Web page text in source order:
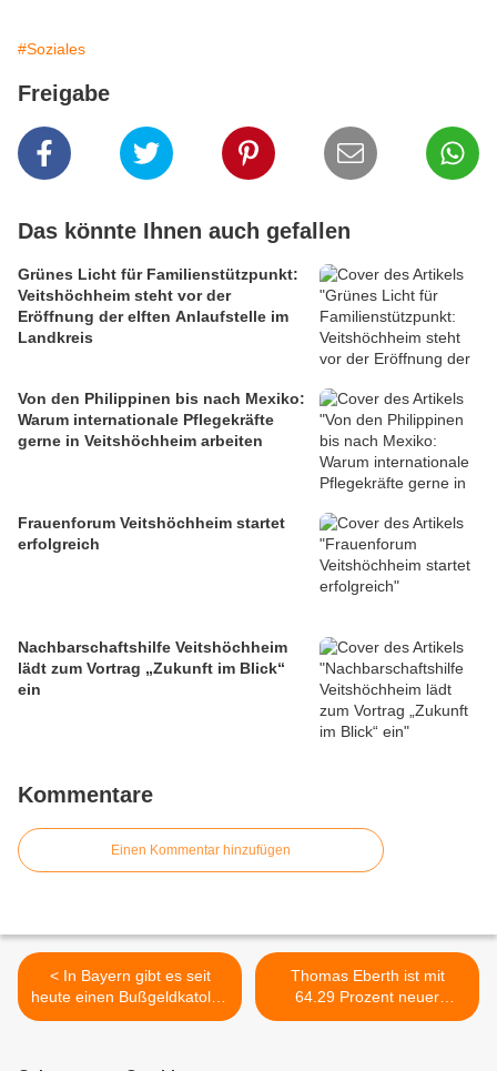
#Soziales
Freigabe
Das könnte Ihnen auch gefallen
Grünes Licht für Familienstützpunkt:
Veitshöchheim steht vor der
Eröffnung der elften Anlaufstelle im
Landkreis
Von den Philippinen bis nach Mexiko:
Warum internationale Pflegekräfte
gerne in Veitshöchheim arbeiten
Frauenforum Veitshöchheim startet
erfolgreich
Nachbarschaftshilfe Veitshöchheim
lädt zum Vortrag „Zukunft im Blick“
ein
Kommentare
Einen Kommentar hinzufügen
< In Bayern gibt es seit
heute einen Bußgeldkatolog
für Zuwiderhandlungen
Thomas Eberth ist mit
64.29 Prozent neuer
Landrat im Kreis Würzburg